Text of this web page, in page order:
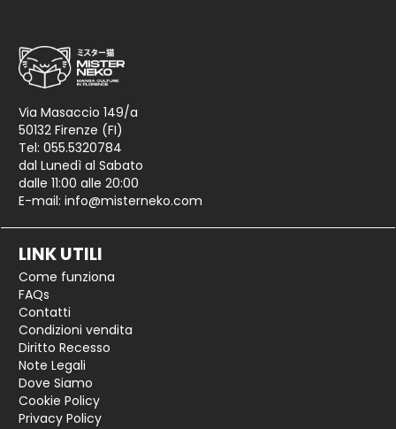
Via Masaccio 149/a
50132 Firenze (FI)
Tel: 055.5320784
dal Lunedì al Sabato
dalle 11:00 alle 20:00
E-mail: info@misterneko.com
LINK UTILI
Come funziona
FAQs
Contatti
Condizioni vendita
Diritto Recesso
Note Legali
Dove Siamo
Cookie Policy
Privacy Policy